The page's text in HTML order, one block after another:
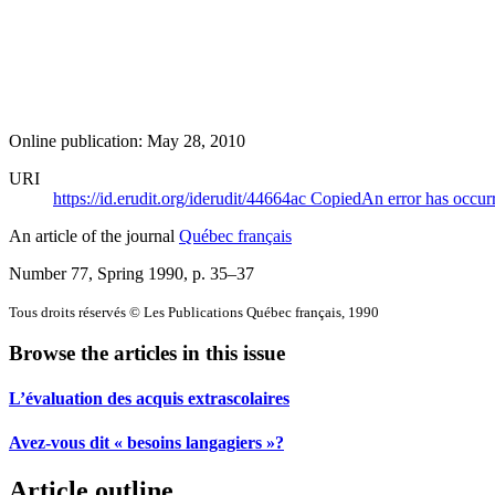
Online publication: May 28, 2010
URI
https://id.erudit.org/iderudit/44664ac CopiedAn error has
An article of the journal Québec français
Number 77, Spring 1990, p. 35–37
Tous droits réservés © Les Publications Québec français, 1990
Browse the articles in this issue
L’évaluation des acquis extrascolaires
Avez-vous dit « besoins langagiers »?